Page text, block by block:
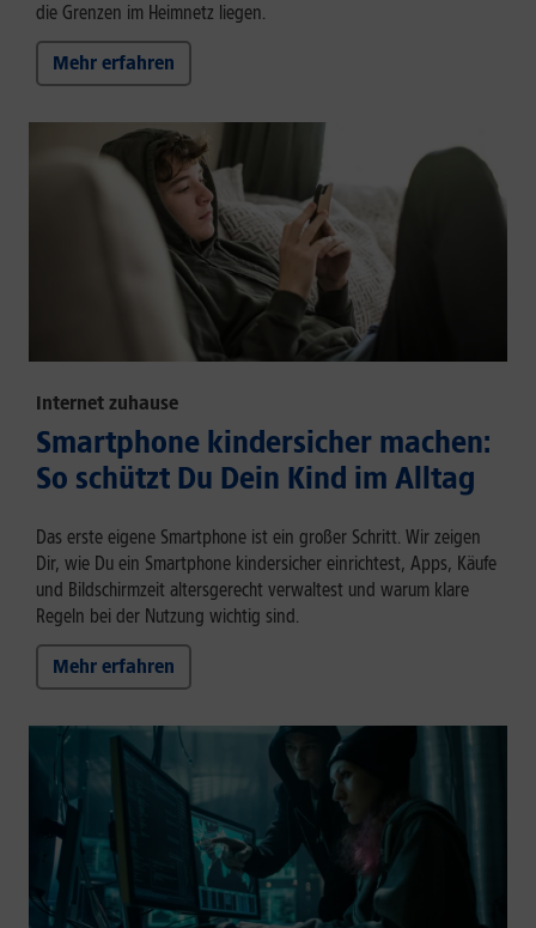
die Grenzen im Heimnetz liegen.
Mehr erfahren
Internet zuhause
Smartphone kindersicher machen:
So schützt Du Dein Kind im Alltag
Das erste eigene Smartphone ist ein großer Schritt. Wir zeigen
Dir, wie Du ein Smartphone kindersicher einrichtest, Apps, Käufe
und Bildschirmzeit altersgerecht verwaltest und warum klare
Regeln bei der Nutzung wichtig sind.
Mehr erfahren